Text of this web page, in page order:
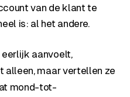
van de klant te
is: al het andere.
aanvoelt,
alleen, maar vertellen ze
mond-tot-